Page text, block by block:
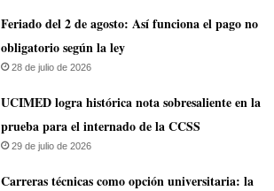
Feriado del 2 de agosto: Así funciona el pago no
obligatorio según la ley
28 de julio de 2026
UCIMED logra histórica nota sobresaliente en la
prueba para el internado de la CCSS
29 de julio de 2026
Carreras técnicas como opción universitaria: la